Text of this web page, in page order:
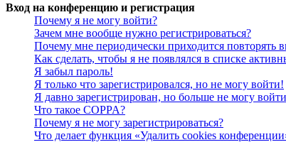
Вход на конференцию и регистрация
Почему я не могу войти?
Зачем мне вообще нужно регистрироваться?
Почему мне периодически приходится повторять
Как сделать, чтобы я не появлялся в списке
Я забыл пароль!
Я только что зарегистрировался, но не могу войти!
Я давно зарегистрирован, но больше не могу
Что такое COPPA?
Почему я не могу зарегистрироваться?
Что делает функция «Удалить cookies